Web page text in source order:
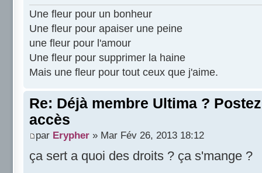
Une fleur pour un bonheur
Une fleur pour apaiser une peine
une fleur pour l'amour
Une fleur pour supprimer la haine
Mais une fleur pour tout ceux que j'aime.
Re: Déjà membre Ultima ?
accès
par Erypher » Mar Fév 26, 2013 18:12
ça sert a quoi des droits ? ça s'mange ?